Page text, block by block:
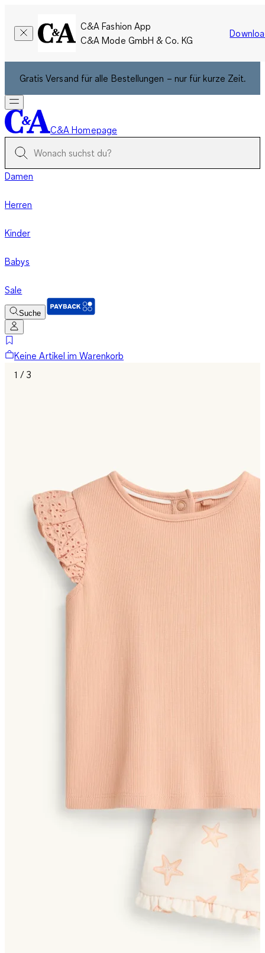
C&A Fashion App
C&A Mode GmbH & Co. KG
Gratis Versand für alle Bestellungen – nur für kurze Zeit.
C&A Homepage
Damen
Herren
Kinder
Babys
Sale
Suche
Keine Artikel im Warenkorb
1 / 3